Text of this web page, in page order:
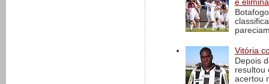
e
Vitória
Depois
resultou
acertou